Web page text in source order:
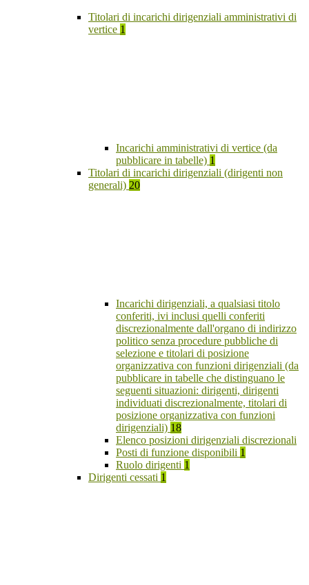
Titolari di incarichi dirigenziali amministrativi di
vertice 1
Incarichi amministrativi di vertice (da
pubblicare in tabelle) 1
Titolari di incarichi dirigenziali (dirigenti non
generali) 20
Incarichi dirigenziali, a qualsiasi titolo
conferiti, ivi inclusi quelli conferiti
discrezionalmente dall'organo di indirizzo
politico senza procedure pubbliche di
selezione e titolari di posizione
organizzativa con funzioni dirigenziali (da
pubblicare in tabelle che distinguano le
seguenti situazioni: dirigenti, dirigenti
individuati discrezionalmente, titolari di
posizione organizzativa con funzioni
dirigenziali) 18
Elenco posizioni dirigenziali discrezionali
Posti di funzione disponibili 1
Ruolo dirigenti 1
Dirigenti cessati 1